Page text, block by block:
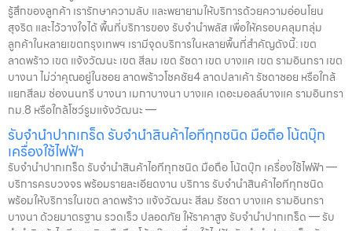
รู้สึกของลูกค้า เรารักษาความลับ และพยายามให้บริการด้วยความอ่อนโยน
สุจริต และไว้วางใจได้ พื้นที่บริการของ รับจำนำพลัส เพื่อให้ครอบคลุมกลุ่ม
ลูกค้าในหลายเขตกรุงเทพฯ เรามีจุดบริการในหลายพื้นที่สำคัญดังนี้: เขต
ลาดพร้าว เขต แจ้งวัฒนะ เขต สีลม เขต รัชดา เขต บางแค เขต รามอินทรา เขต
บางนา ไม่ว่าคุณอยู่ในซอย ลาดพร้าวโชคชัย4 ลาดปลาเค้า รัชดาซอย หรือใกล้
แยกสีลม ช่องนนทรี บางนา เมกาบางนา บางแค เดอะมอลล์บางแค รามอินทรา
กม.8 หรือใกล้โชว์รูมแจ้งวัฒนะ —
รับจำนำปากเกร็ด รับจำนำสินค้าไอทีทุกชนิด มือถือ โน้ตบุ๊ก
เครื่องใช้ไฟฟ้า
รับจำนำปากเกร็ด รับจำนำสินค้าไอทีทุกชนิด มือถือ โน้ตบุ๊ก เครื่องใช้ไฟฟ้า —
บริการครบวงจร พร้อมรายละเอียดงาน บริการ รับจำนำสินค้าไอทีทุกชนิด
พร้อมให้บริการในเขต ลาดพร้าว แจ้งวัฒนะ สีลม รัชดา บางแค รามอินทรา
บางนา ด้วยมาตรฐาน รวดเร็ว ปลอดภัย ให้ราคาสูง รับจำนำปากเกร็ด — รับ